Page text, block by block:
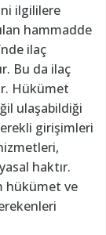
ilgililere
hammadde
ilaç
Bu da ilaç
Hükümet
ulaşabildiği
girişimleri
haktır.
hükümet ve